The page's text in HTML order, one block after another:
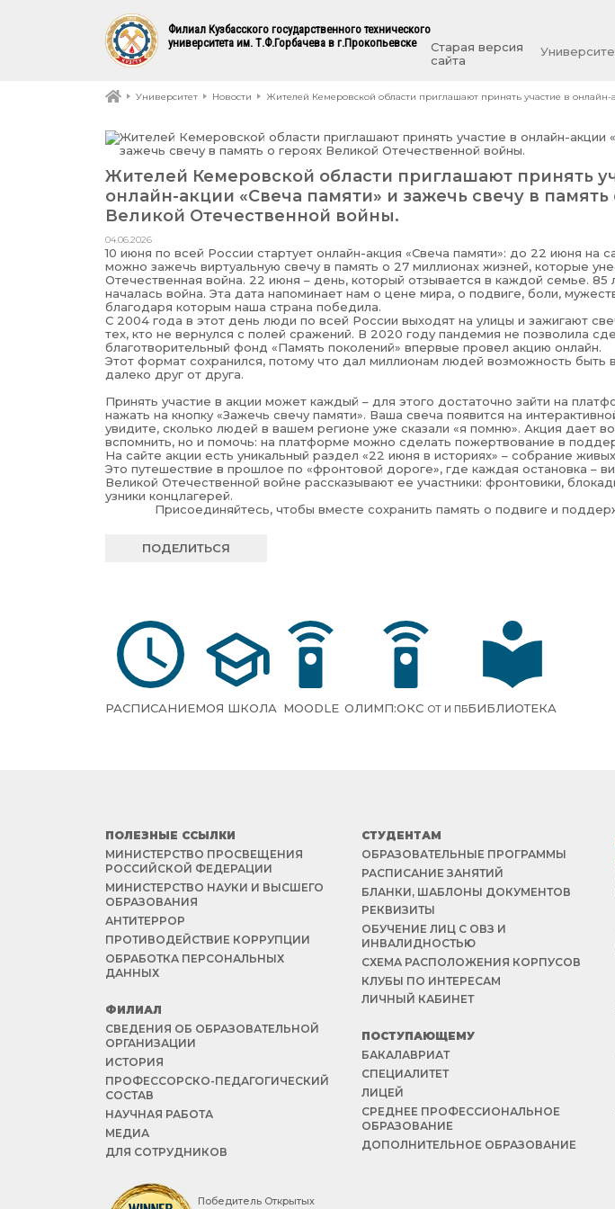
Филиал Кузбасского государственного технического
университета им. Т.Ф.Горбачева в г.Прокопьевске
Старая версия
сайта
Университет Новости Жителей Кемеровской области приглашают принять участие в
Жителей Кемеровской области приглашают принять
онлайн-акции «Свеча памяти» и зажечь свечу в память
Великой Отечественной войны.
04.06.2026
10 июня по всей России стартует онлайн-акция «Свеча памяти»: до 22 июня на
можно зажечь виртуальную свечу в память о 27 миллионах жизней, которые
Отечественная война. 22 июня – день, который отзывается в каждой семье. 85
началась война. Эта дата напоминает нам о цене мира, о подвиге, боли,
благодаря которым наша страна победила.
С 2004 года в этот день люди по всей России выходят на улицы и зажигают
тех, кто не вернулся с полей сражений. В 2020 году пандемия не позволила
благотворительный фонд «Память поколений» впервые провел акцию онлайн.
Этот формат сохранился, потому что дал миллионам людей возможность быть
далеко друг от друга.
Принять участие в акции может каждый – для этого достаточно зайти на
нажать на кнопку «Зажечь свечу памяти». Ваша свеча появится на
увидите, сколько людей в вашем регионе уже сказали «я помню». Акция дает
вспомнить, но и помочь: на платформе можно сделать пожертвование в
На сайте акции есть уникальный раздел «22 июня в историях» – собрание
Это путешествие в прошлое по «фронтовой дороге», где каждая остановка –
Великой Отечественной войне рассказывают ее участники: фронтовики,
узники концлагерей.
Присоединяйтесь, чтобы вместе сохранить память о подвиге и
ПОДЕЛИТЬСЯ
РАСПИСАНИЕМОЯ ШКОЛА MOODLE ОЛИМП:ОКС ОТ И ПББИБЛИОТЕКА
ПОЛЕЗНЫЕ ССЫЛКИ
МИНИСТЕРСТВО ПРОСВЕЩЕНИЯ
РОССИЙСКОЙ ФЕДЕРАЦИИ
МИНИСТЕРСТВО НАУКИ И ВЫСШЕГО
ОБРАЗОВАНИЯ
АНТИТЕРРОР
ПРОТИВОДЕЙСТВИЕ КОРРУПЦИИ
ОБРАБОТКА ПЕРСОНАЛЬНЫХ
ДАННЫХ
ФИЛИАЛ
СВЕДЕНИЯ ОБ ОБРАЗОВАТЕЛЬНОЙ
ОРГАНИЗАЦИИ
ИСТОРИЯ
ПРОФЕССОРСКО-ПЕДАГОГИЧЕСКИЙ
СОСТАВ
НАУЧНАЯ РАБОТА
МЕДИА
ДЛЯ СОТРУДНИКОВ
Победитель Открытых
СТУДЕНТАМ
ОБРАЗОВАТЕЛЬНЫЕ ПРОГРАММЫ
РАСПИСАНИЕ ЗАНЯТИЙ
БЛАНКИ, ШАБЛОНЫ ДОКУМЕНТОВ
РЕКВИЗИТЫ
ОБУЧЕНИЕ ЛИЦ С ОВЗ И
ИНВАЛИДНОСТЬЮ
СХЕМА РАСПОЛОЖЕНИЯ КОРПУСОВ
КЛУБЫ ПО ИНТЕРЕСАМ
ЛИЧНЫЙ КАБИНЕТ
ПОСТУПАЮЩЕМУ
БАКАЛАВРИАТ
СПЕЦИАЛИТЕТ
ЛИЦЕЙ
СРЕДНЕЕ ПРОФЕССИОНАЛЬНОЕ
ОБРАЗОВАНИЕ
ДОПОЛНИТЕЛЬНОЕ ОБРАЗОВАНИЕ